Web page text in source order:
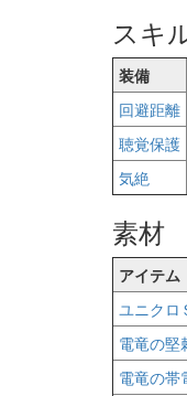
スキ
装備
回避距離
聴覚保護
気絶
素材
アイテム
ユニクロ
電竜の堅
電竜の帯